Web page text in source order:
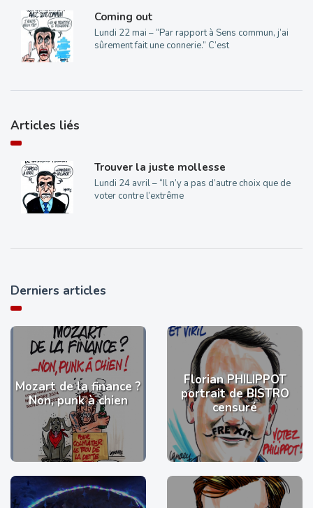
Coming out
Lundi 22 mai – “Par rapport à Sens commun, j’ai
sûrement fait une connerie.” C’est
Articles liés
Trouver la juste mollesse
Lundi 24 avril – “Il n’y a pas d’autre choix que de
voter contre l’extrême
Derniers articles
Mozart de la finance ?
Non, punk à chien
Florian PHILIPPOT
portrait de BISTRO
censuré